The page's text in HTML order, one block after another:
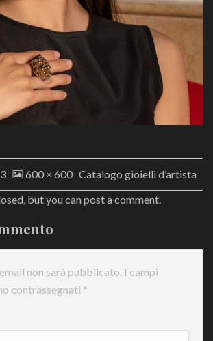
600 × 600 Catalogo gioielli d’artista
but you can post a comment.
non sarà pubblicato. I campi
contrassegnati *